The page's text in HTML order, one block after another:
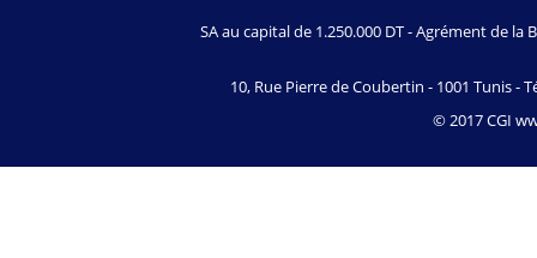
SA au capital de 1.250.000 DT - Agrément de la
10, Rue Pierre de Coubertin - 1001 Tunis -
© 2017 CGI